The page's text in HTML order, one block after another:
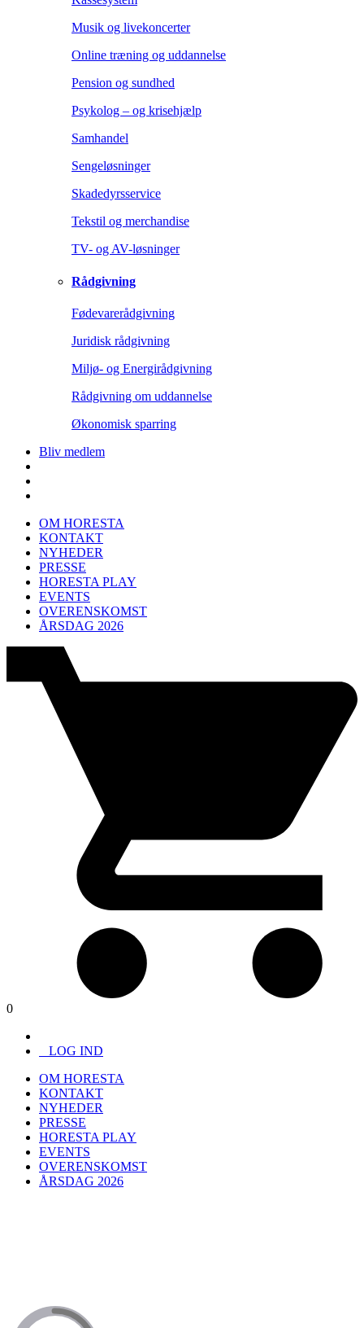
Musik og livekoncerter
Online træning og uddannelse
Pension og sundhed
Psykolog – og krisehjælp
Samhandel
Sengeløsninger
Skadedyrsservice
Tekstil og merchandise
TV- og AV-løsninger
Rådgivning
Fødevarerådgivning
Juridisk rådgivning
Miljø- og Energirådgivning
Rådgivning om uddannelse
Økonomisk sparring
Bliv medlem
OM HORESTA
KONTAKT
NYHEDER
PRESSE
HORESTA PLAY
EVENTS
OVERENSKOMST
ÅRSDAG 2026
0
LOG IND
OM HORESTA
KONTAKT
NYHEDER
PRESSE
HORESTA PLAY
EVENTS
OVERENSKOMST
ÅRSDAG 2026